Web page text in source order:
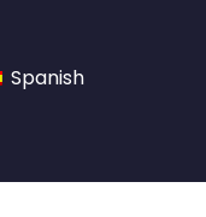
Spanish